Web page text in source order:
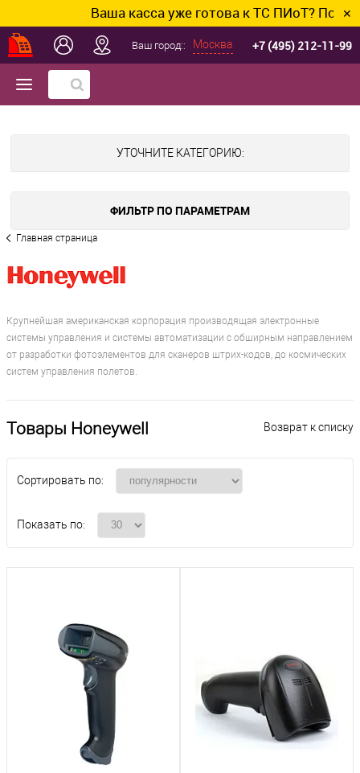
Ваша касса уже готова к ТС ПИоТ? ✕
Ваш город:: Москва +7 (495) 212-11-99
УТОЧНИТЕ КАТЕГОРИЮ:
ФИЛЬТР ПО ПАРАМЕТРАМ
Главная страница
Крупнейшая американская корпорация производящая электронные
системы управления и системы автоматизации с обширным направлением
от разработки фотоэлементов для сканеров штрих-кодов, до космических
систем управления полетов.
Возврат к списку
Товары Honeywell
Сортировать по:
Показать по: